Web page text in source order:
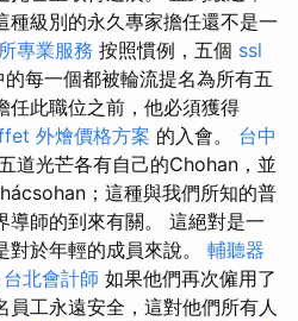
種級別的永久專家擔任還不是一
專業服務 按照慣例，五個 ssl
的每一個都被輪流提名為所有五
任此職位之前，他必須獲得
外燴價格方案 的入會。 台中
道光芒各有自己的Chohan，並
；這種與我們所知的普
導師的到來有關。 這絕對是一
於年輕的成員來說。 輔聽器
台北會計師 如果他們再次僱用了
工永遠安全，這對他們所有人